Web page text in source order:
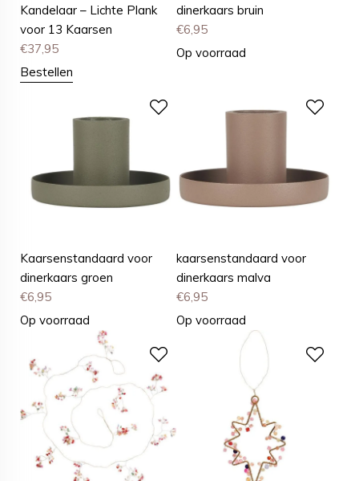
Kandelaar – Lichte Plank
voor 13 Kaarsen
€37,95
Bestellen
dinerkaars bruin
€6,95
Op voorraad
Kaarsenstandaard voor
dinerkaars groen
€6,95
Op voorraad
kaarsenstandaard voor
dinerkaars malva
€6,95
Op voorraad